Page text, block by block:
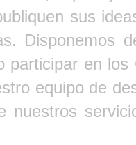
sus
Disponemos
participar en
equipo de
nuestros